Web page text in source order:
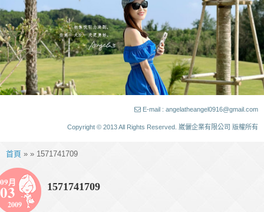
E-mail : angelatheangel0916@gmail.com
Copyright © 2013 All Rights Reserved. 崴儷企業有限公司 版權所有
首頁 » » 1571741709
09月
03
2009
1571741709